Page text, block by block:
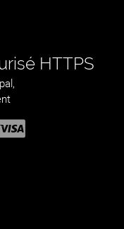
HTTPS